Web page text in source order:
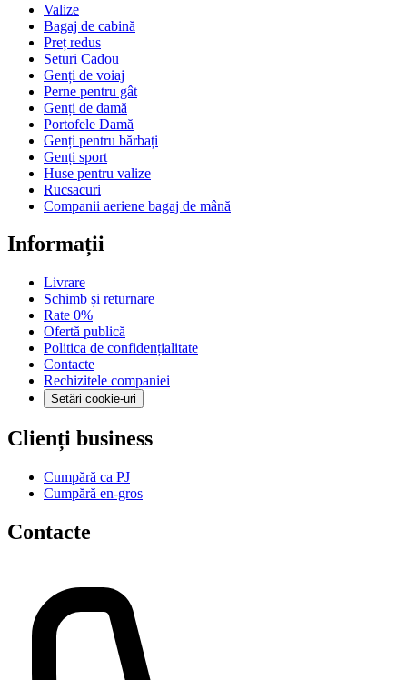
Valize
Bagaj de cabină
Preț redus
Seturi Cadou
Genți de voiaj
Perne pentru gât
Genți de damă
Portofele Damă
Genți pentru bărbați
Genți sport
Huse pentru valize
Rucsacuri
Companii aeriene bagaj de mână
Informații
Livrare
Schimb și returnare
Rate 0%
Ofertă publică
Politica de confidențialitate
Contacte
Rechizitele companiei
Setări cookie-uri
Clienți business
Cumpără ca PJ
Cumpără en-gros
Contacte